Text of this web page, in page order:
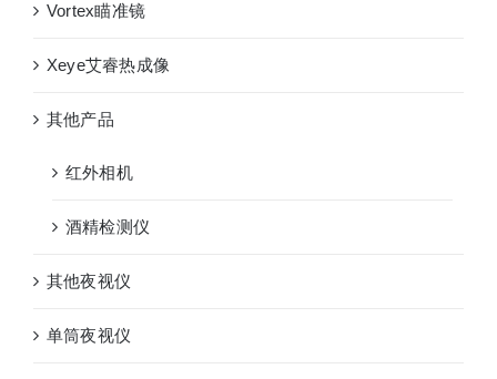
Vortex瞄准镜
Xeye艾睿热成像
其他产品
红外相机
酒精检测仪
其他夜视仪
单筒夜视仪